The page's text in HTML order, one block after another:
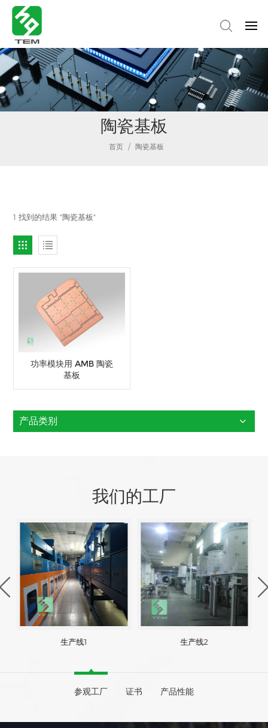
陶瓷基板
首页 / 陶瓷基板
1 找到的结果 "陶瓷基板"
功率模块用 AMB 陶瓷
基板
产品类别
我们的工厂
生产线1 生产线2
参观工厂 证书 产品性能